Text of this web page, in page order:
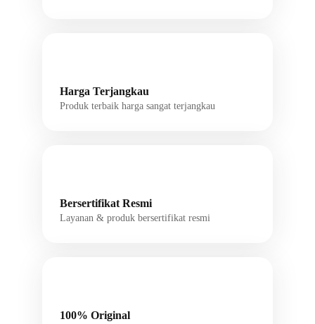
Harga Terjangkau
Produk terbaik harga sangat terjangkau
Bersertifikat Resmi
Layanan & produk bersertifikat resmi
100% Original